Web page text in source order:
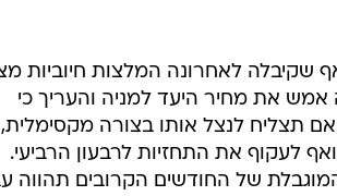
ב-7.2% ל-10.8 דולרים, על אף שקיבלה לאחרונה המלצות חיוביות
את מחיר היעד למניה והעריך כי
אם תצליח לנצל אותו בצורה
לעקוף את התחזיות לרבעון הרביעי.
של החודשים הקרובים תהווה